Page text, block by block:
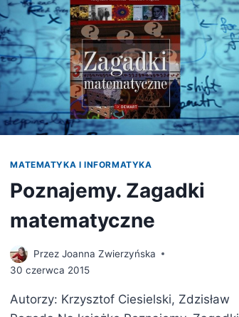
MATEMATYKA I INFORMATYKA
Poznajemy. Zagadki
matematyczne
Przez Joanna Zwierzyńska
30 czerwca 2015
Autorzy: Krzysztof Ciesielski, Zdzisław